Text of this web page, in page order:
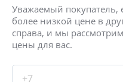
Уважаемый покупатель,
более низкой цене в
справа, и мы
цены для вас.